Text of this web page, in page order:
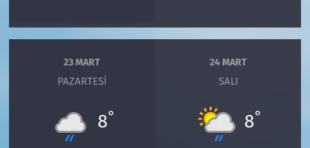
23 MART
PAZARTESI
8°
24 MART
SALI
8°